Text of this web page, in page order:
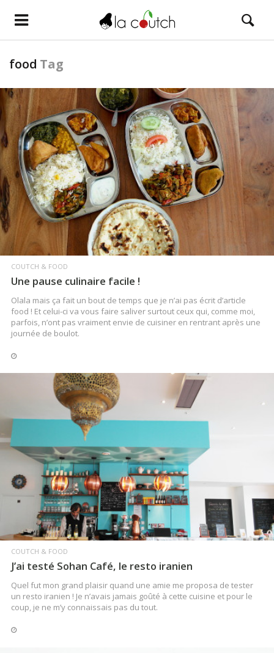
food Tag
LIRE LA SUITE
COUTCH & FOOD
Une pause culinaire facile !
Olala mais ça fait un bout de temps que je n’ai pas écrit d’article
food ! Et celui-ci va vous faire saliver surtout ceux qui, comme moi,
parfois, n’ont pas vraiment envie de cuisiner en rentrant après une
journée de boulot.
LIRE LA SUITE
COUTCH & FOOD
J’ai testé Sohan Café, le resto iranien
Quel fut mon grand plaisir quand une amie me proposa de tester
un resto iranien ! Je n’avais jamais goûté à cette cuisine et pour le
coup, je ne m’y connaissais pas du tout.
LIRE LA SUITE
LA COUTCH VOYAGE
Budapest #1
VIE DE COUTCH
Mes petits plaisirs de la vie
Je vous partage mes petits plaisirs de la vie qui sont des plaisirs
plutôt particuliers ! Mais peut-être allez-vous tout de même vous
reconnaître ?
LIRE LA SUITE